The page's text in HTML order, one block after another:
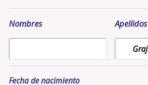
Nombres Apellidos
Fecha de nacimiento